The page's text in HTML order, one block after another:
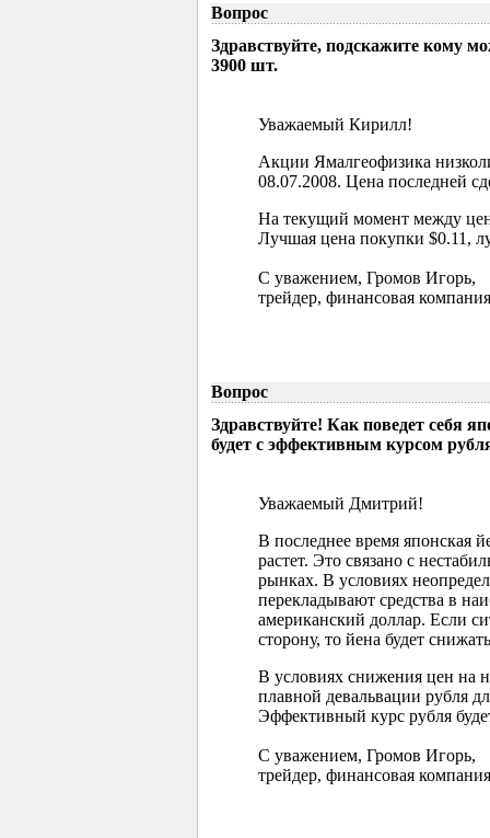
Вопрос
Здравствуйте, подскажите кому
3900 шт.
Уважаемый Кирилл!
Акции Ямалгеофизика
08.07.2008. Цена последней
На текущий момент между
Лучшая цена покупки $0.11,
С уважением, Громов Игорь,
трейдер, финансовая
Вопрос
Здравствуйте! Как поведет себя
будет с эффективным курсом
Уважаемый Дмитрий!
В последнее время
растет. Это связано с
рынках. В условиях
перекладывают средства в
американский доллар. Если
сторону, то йена будет
В условиях снижения цен на
плавной девальвации рубля
Эффективный курс рубля
С уважением, Громов Игорь,
трейдер, финансовая